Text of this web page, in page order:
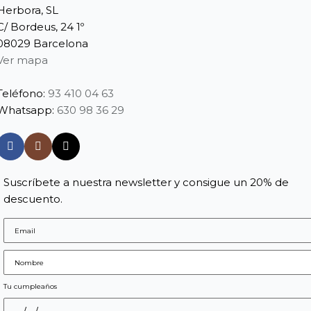
SL
Bordeus, 24 1º
Barcelona
mapa
93 410 04 63
630 98 36 29
Suscríbete a nuestra newsletter y consigue un 20% de
descuento.
Tu cumpleaños